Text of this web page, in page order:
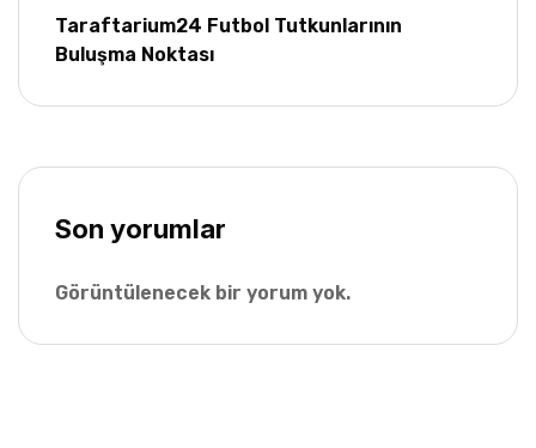
Taraftarium24 Futbol Tutkunlarının
Buluşma Noktası
Son yorumlar
Görüntülenecek bir yorum yok.